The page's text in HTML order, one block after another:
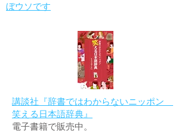
ぼウソです
講談社『辞書ではわからないニッポン
笑える日本語辞典』
電子書籍で販売中。